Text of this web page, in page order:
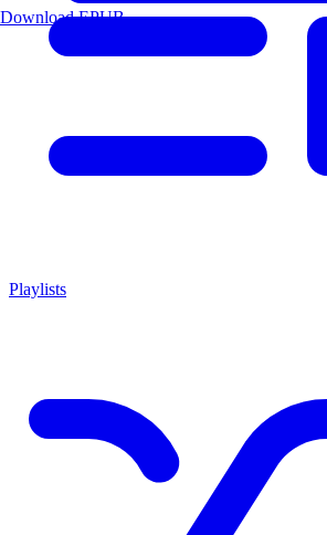
Playlists
Download EPUB